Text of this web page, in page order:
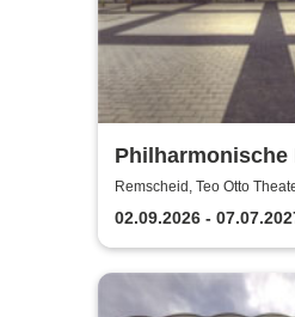
Philharmonische
Teo Otto Theater
Remscheid
Remscheid, Teo Otto
Remscheid
02.09.2026 -